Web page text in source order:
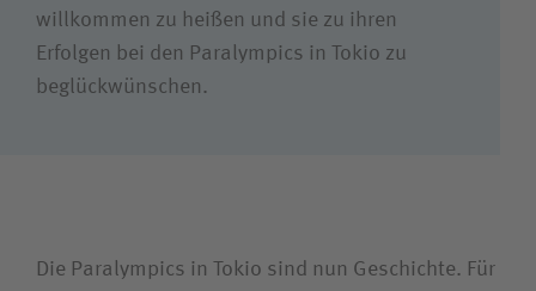
willkommen zu heißen und sie zu ihren
Erfolgen bei den Paralympics in Tokio zu
beglückwünschen.
Die Paralympics in Tokio sind nun Geschichte. Für